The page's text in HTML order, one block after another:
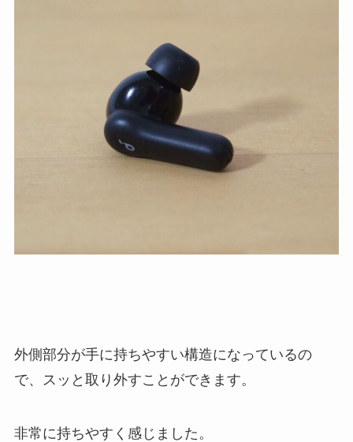
外側部分が手に持ちやすい構造になっているの
で、スッと取り外すことができます。
非常に持ちやすく感じました。